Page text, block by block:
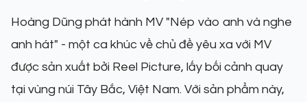
Hoàng Dũng phát hành MV "Nép vào anh và nghe
anh hát" - một ca khúc về chủ đề yêu xa với MV
được sản xuất bởi Reel Picture, lấy bối cảnh quay
tại vùng núi Tây Bắc, Việt Nam. Với sản phẩm này,